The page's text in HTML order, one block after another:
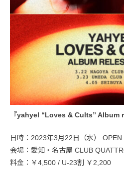
『yahyel “Loves & Cults” Album
日時：2023年3月22日（水）
会場：愛知・名古屋 CLUB
料金：￥4,500 / U-23割 ￥2,200